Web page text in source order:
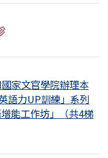
家文官學院辦理本
語力UP訓練」系列
能工作坊」（共4梯